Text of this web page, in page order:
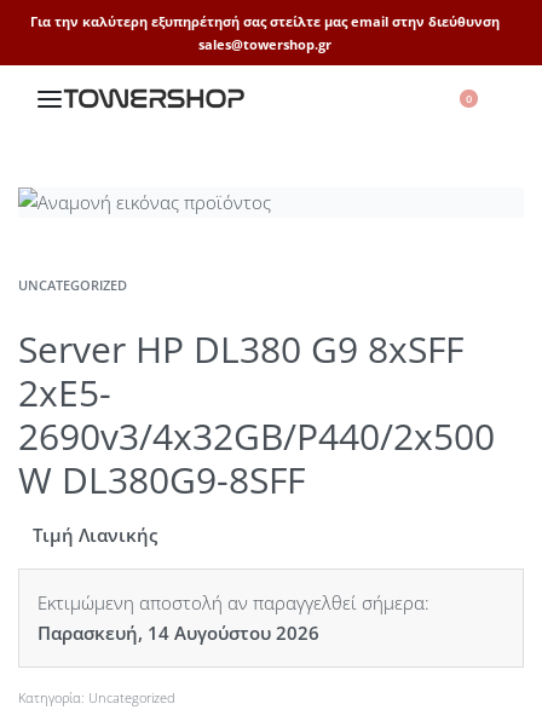
Για την καλύτερη εξυπηρέτησή σας στείλτε μας email στην διεύθυνση
sales@towershop.gr
0
UNCATEGORIZED
Server HP DL380 G9 8xSFF
2xE5-
2690v3/4x32GB/P440/2x500
W DL380G9-8SFF
Τιμή Λιανικής
Εκτιμώμενη αποστολή αν παραγγελθεί σήμερα:
Παρασκευή, 14 Αυγούστου 2026
Κατηγορία: Uncategorized